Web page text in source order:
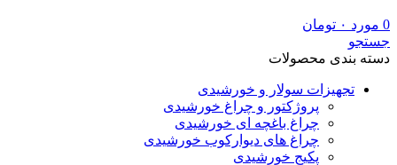
0 مورد ۰ تومان
جستجو
دسته بندی محصولات
تجهیزات سولار و خورشیدی
پروژکتور و چراغ خورشیدی
چراغ باغچه ای خورشیدی
چراغ های دیوارکوب خورشیدی
پکیج خورشیدی